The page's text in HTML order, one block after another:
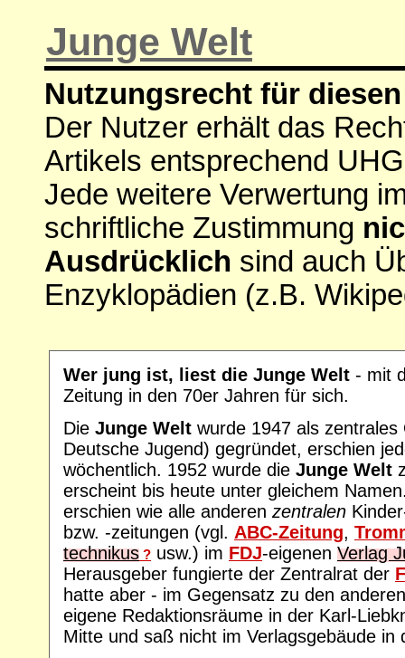
Junge Welt
Nutzungsrecht für
Der Nutzer erhält das
Artikels entsprechend
Jede weitere Verwertung
schriftliche Zustimmung
Ausdrücklich sind auch
Enzyklopädien (z.B.
Wer jung ist, liest die Junge Welt - mit
Zeitung in den 70er Jahren für sich.
Die Junge Welt wurde 1947 als
Deutsche Jugend) gegründet, erschien
wöchentlich. 1952 wurde die Junge Welt
erscheint bis heute unter gleichem
erschien wie alle anderen zentralen
bzw. -zeitungen (vgl. ABC-Zeitung,
technikus ? usw.) im FDJ-eigenen Verlag
Herausgeber fungierte der Zentralrat der
hatte aber - im Gegensatz zu den
eigene Redaktionsräume in der Karl-
Mitte und saß nicht im Verlagsgebäude in